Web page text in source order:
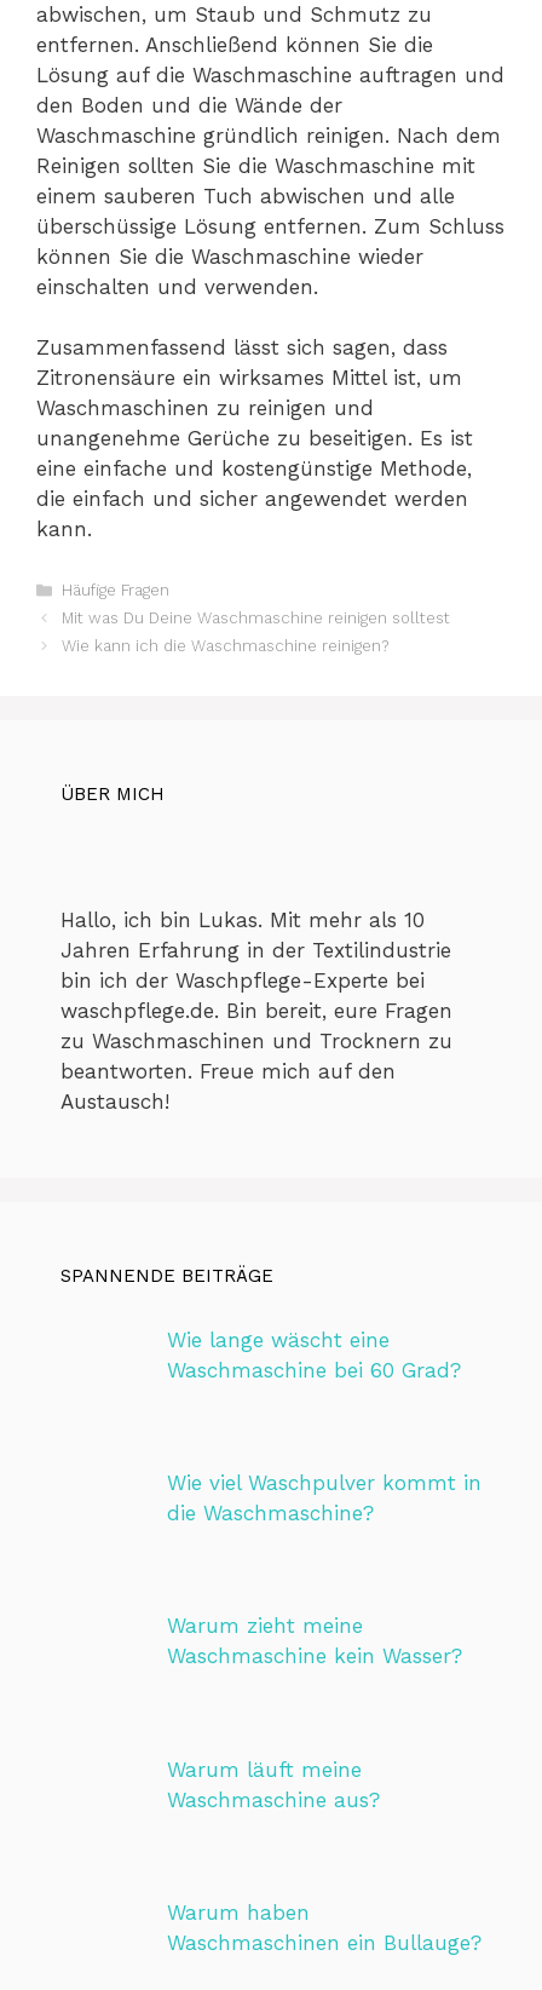
abwischen, um Staub und Schmutz zu
entfernen. Anschließend können Sie die
Lösung auf die Waschmaschine auftragen und
den Boden und die Wände der
Waschmaschine gründlich reinigen. Nach dem
Reinigen sollten Sie die Waschmaschine mit
einem sauberen Tuch abwischen und alle
überschüssige Lösung entfernen. Zum Schluss
können Sie die Waschmaschine wieder
einschalten und verwenden.
Zusammenfassend lässt sich sagen, dass
Zitronensäure ein wirksames Mittel ist, um
Waschmaschinen zu reinigen und
unangenehme Gerüche zu beseitigen. Es ist
eine einfache und kostengünstige Methode,
die einfach und sicher angewendet werden
kann.
Kategorien
Häufige Fragen
Mit was Du Deine Waschmaschine reinigen solltest
Wie kann ich die Waschmaschine reinigen?
ÜBER MICH
Hallo, ich bin Lukas. Mit mehr als 10
Jahren Erfahrung in der Textilindustrie
bin ich der Waschpflege-Experte bei
waschpflege.de. Bin bereit, eure Fragen
zu Waschmaschinen und Trocknern zu
beantworten. Freue mich auf den
Austausch!
SPANNENDE BEITRÄGE
Wie lange wäscht eine
Waschmaschine bei 60 Grad?
Wie viel Waschpulver kommt in
die Waschmaschine?
Warum zieht meine
Waschmaschine kein Wasser?
Warum läuft meine
Waschmaschine aus?
Warum haben
Waschmaschinen ein Bullauge?